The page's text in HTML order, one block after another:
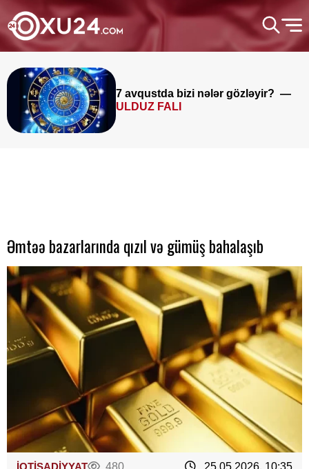
7 avqustda bizi nələr gözləyir? —
ULDUZ FALI
Əmtəə bazarlarında qızıl və gümüş bahalaşıb
İQTİSADİYYAT 480 25.05.2026, 10:35